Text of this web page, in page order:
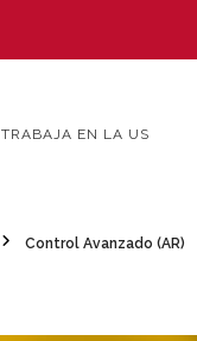
TRABAJA EN LA US
Control Avanzado (AR)